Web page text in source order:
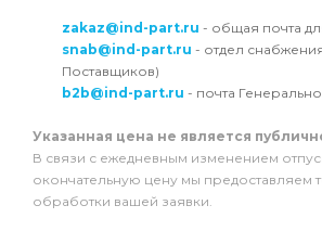
zakaz@ind-part.ru - общая почта
snab@ind-part.ru - отдел
Поставщиков)
b2b@ind-part.ru - почта
Указанная цена не является
В связи с ежедневным изменением
окончательную цену мы предоставляем
обработки вашей заявки.